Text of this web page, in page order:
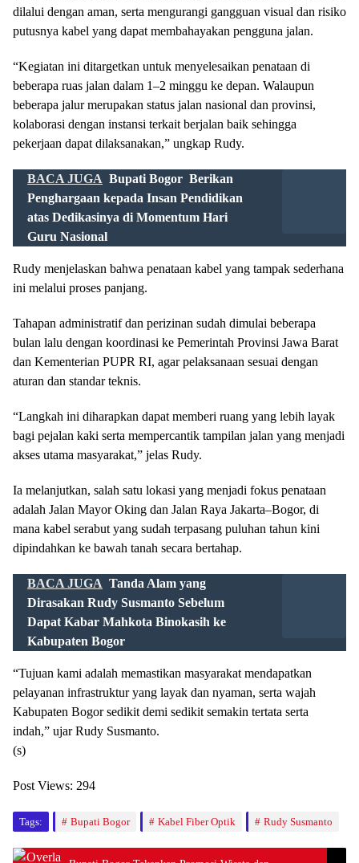
dilalui dengan aman, serta mengurangi gangguan visual dan risiko
putusnya kabel yang dapat membahayakan pengguna jalan.
“Kegiatan ini ditargetkan untuk menyelesaikan penataan di
beberapa ruas jalan dalam 1–2 minggu ke depan. Walaupun
beberapa jalur merupakan status jalan nasional dan provinsi,
kolaborasi dengan instansi terkait berjalan baik sehingga
pekerjaan dapat dilaksanakan,” ungkap Rudy.
BACA JUGA Bupati Bogor Berikan
Penghargaan kepada Insan Pendidikan
atas Dedikasinya di Momentum Hari
Guru Nasional
Rudy menjelaskan bahwa penataan kabel yang tampak sederhana
ini melalui proses panjang.
Tahapan administratif dan perizinan sudah dimulai beberapa
bulan lalu dengan koordinasi ke Pemerintah Provinsi Jawa Barat
dan Kementerian PUPR RI, agar pelaksanaan sesuai dengan
aturan dan standar teknis.
“Langkah ini diharapkan dapat memberi ruang yang lebih layak
bagi pejalan kaki serta mempercantik tampilan jalan yang menjadi
akses utama masyarakat,” jelas Rudy.
Ia melanjutkan, salah satu lokasi yang menjadi fokus penataan
adalah Jalan Mayor Oking dan Jalan Raya Jakarta–Bogor, di
mana kabel serabut yang sudah terpasang puluhan tahun kini
dipindahkan ke bawah tanah secara bertahap.
BACA JUGA Tanda Alam yang
Dirasakan Rudy Susmanto Sebelum
Dapat Kabar Mahkota Binokasih ke
Kabupaten Bogor
“Tujuan kami adalah memastikan masyarakat mendapatkan
pelayanan infrastruktur yang layak dan nyaman, serta wajah
Kabupaten Bogor sedikit demi sedikit semakin tertata serta
indah,” ujar Rudy Susmanto.
(s)
Post Views: 294
Tags: Bupati Bogor Kabel Fiber Optik Rudy Susmanto